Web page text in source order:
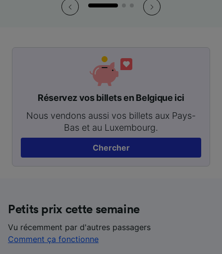
Réservez vos billets en Belgique ici
Nous vendons aussi vos billets aux Pays-
Bas et au Luxembourg.
Chercher
Petits prix cette semaine
Vu récemment par d'autres passagers
Comment ça fonctionne